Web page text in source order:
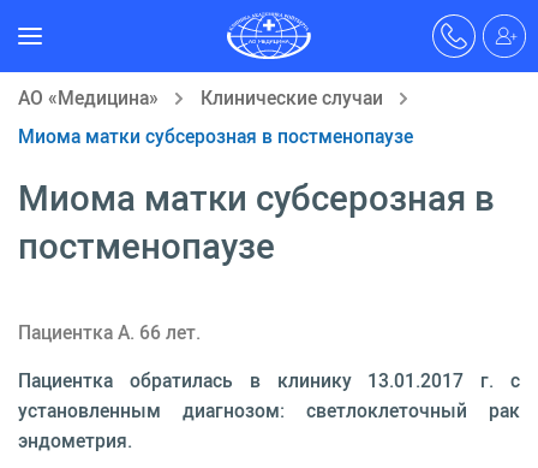
АО «Медицина»
Клинические случаи
Миома матки субсерозная в постменопаузе
Миома матки субсерозная в
постменопаузе
Пациентка А. 66 лет.
Пациентка обратилась в клинику 13.01.2017 г. с
установленным диагнозом: светлоклеточный рак
эндометрия.